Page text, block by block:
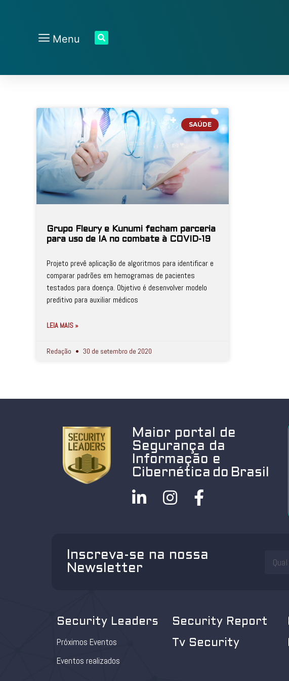
Menu
SAÚDE
Grupo Fleury e Kunumi fecham parceria
para uso de IA no combate à COVID-19
Projeto prevê aplicação de algoritmos para identificar e
comparar padrões em hemogramas de pacientes
testados para doença. Objetivo é desenvolver modelo
preditivo para auxiliar médicos
LEIA MAIS »
Redação 30 de setembro de 2020
Maior portal de
Segurança da
Informação e
Cibernética do Brasil
Inscreva-se na nossa
Newsletter
Security Leaders
Próximos Eventos
Eventos realizados
Security Report
Tv Security